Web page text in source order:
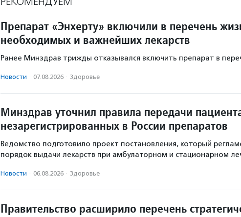
Препарат «Энхерту» включили в перечень
необходимых и важнейших лекарств
Ранее Минздрав трижды отказывался включить препарат в
Новости · 07.08.2026 · Здоровье
Минздрав уточнил правила передачи
незарегистрированных в России препаратов
Ведомство подготовило проект постановления, который
порядок выдачи лекарств при амбулаторном и стационарном
Новости · 06.08.2026 · Здоровье
Правительство расширило перечень